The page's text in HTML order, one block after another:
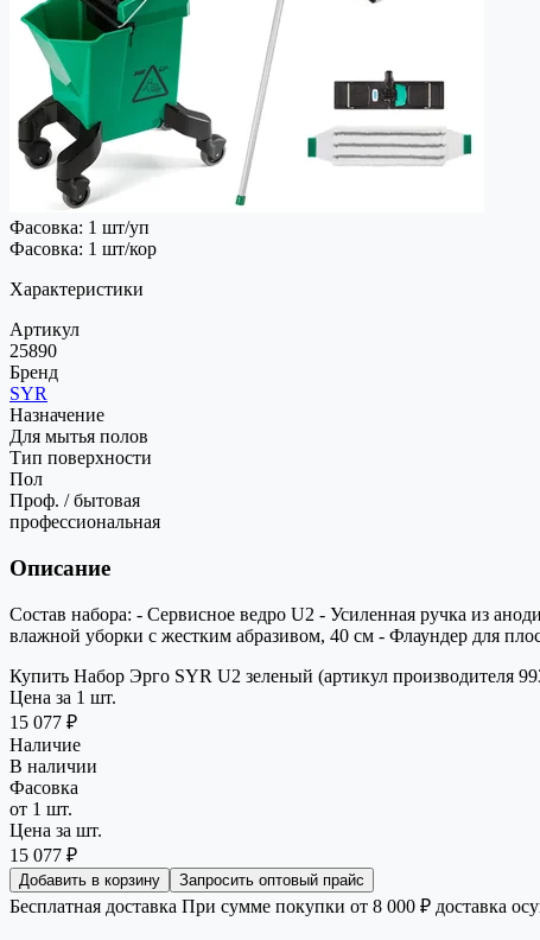
Фасовка: 1 шт/уп
Фасовка: 1 шт/кор
Характеристики
Артикул
25890
Бренд
SYR
Назначение
Для мытья полов
Тип поверхности
Пол
Проф. / бытовая
профессиональная
Описание
Состав набора: - Сервисное ведро U2 - Усиленная ручка из
влажной уборки с жестким абразивом, 40 см - Флаундер для
Купить Набор Эрго SYR U2 зеленый (артикул производителя
Цена за 1 шт.
15 077 ₽
Наличие
В наличии
Фасовка
от 1 шт.
Цена за шт.
15 077 ₽
Добавить в корзину Запросить оптовый прайс
Бесплатная доставка При сумме покупки от 8 000 ₽ доставка